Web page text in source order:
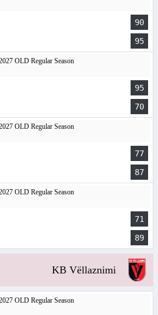
90
95
OLD Regular Season
95
70
OLD Regular Season
77
87
OLD Regular Season
71
89
KB Vëllaznimi
OLD Regular Season